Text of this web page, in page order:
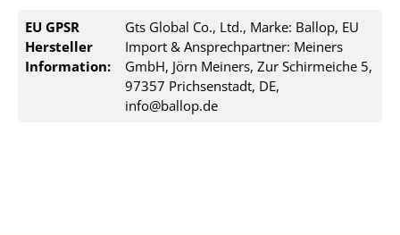
EU GPSR
Hersteller
Information:
Gts Global Co., Ltd., Marke: Ballop, EU
Import & Ansprechpartner: Meiners
GmbH, Jörn Meiners, Zur Schirmeiche 5,
97357 Prichsenstadt, DE,
info@ballop.de